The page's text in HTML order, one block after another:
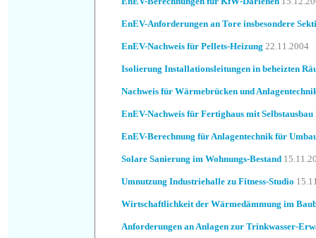
EnEV-Anforderungen an Tore insbesondere
EnEV-Nachweis für Pellets-Heizung 22.11.2004
Isolierung Installationsleitungen in beheizten
Nachweis für Wärmebrücken und
EnEV-Nachweis für Fertighaus mit Selbstausbau
EnEV-Berechnung für Anlagentechnik für
Solare Sanierung im Wohnungs-Bestand
Umnutzung Industriehalle zu Fitness-Studio
Wirtschaftlichkeit der Wärmedämmung im
Anforderungen an Anlagen zur Trinkwasser-